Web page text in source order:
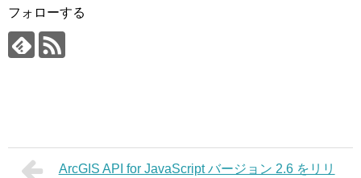
フォローする
ArcGIS API for JavaScript バージョン 2.6 をリリ